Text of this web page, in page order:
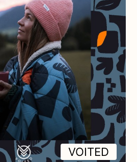
VOITED